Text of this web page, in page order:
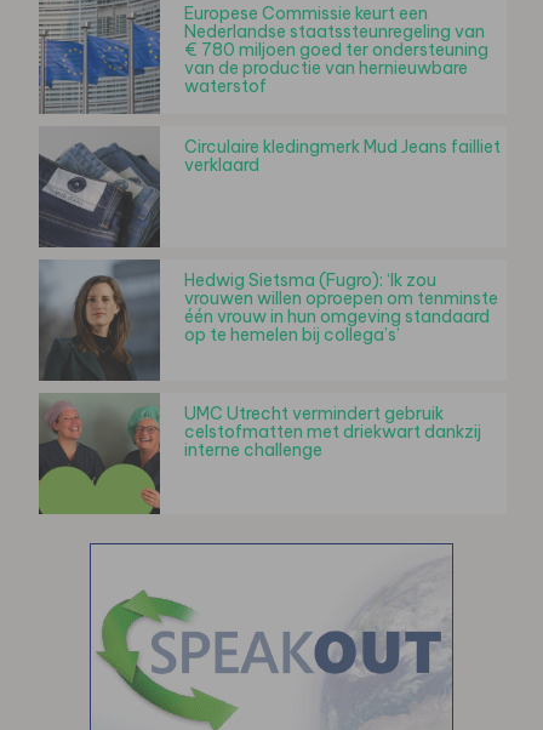
Europese Commissie keurt een
Nederlandse staatssteunregeling van
€ 780 miljoen goed ter ondersteuning
van de productie van hernieuwbare
waterstof
Circulaire kledingmerk Mud Jeans failliet
verklaard
Hedwig Sietsma (Fugro): ‘Ik zou
vrouwen willen oproepen om tenminste
één vrouw in hun omgeving standaard
op te hemelen bij collega’s’
UMC Utrecht vermindert gebruik
celstofmatten met driekwart dankzij
interne challenge